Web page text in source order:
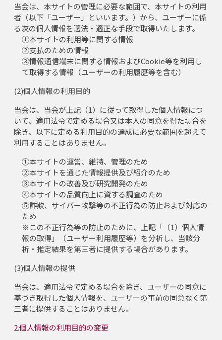
当会は、本サイトの管理に必要な範囲で、本サイトの利用
者（以下「ユーザー」といいます。）から、ユーザーに係
る次の個人情報を適法・適正な手段で取得いたします。
①本サイトの利用等に関する情報
②支払のための情報
③情報通信端末に関する情報およびCookie等を利用し
て取得する情報（ユーザーの利用履歴等を含む）
(2)個人情報の利用目的
当会は、当会が上記（1）に従って取得した個人情報につ
いて、適用法令で定める場合又は本人の同意を得た場合を
除き、以下に定める利用目的の達成に必要な範囲を超えて
利用することはありません。
①本サイトの運営、維持、管理のため
②本サイトを通じた情報提供及び紹介のため
③本サイトの改善及び研究開発のため
④本サイトの品質向上に資する調査のため
⑤詐欺、サイバー攻撃等の不正行為の防止および対応の
ため
※この不正行為等の防止のために、上記「（1）個人情
報の取得」（ユーザー利用履歴等）を分析し、当該分
析・推定結果を第三者に提供する場合があります。
(3)個人情報の提供
当会は、適用法令で定める場合を除き、ユーザーの同意に
基づき取得した個人情報を、ユーザーの事前の同意なく第
三者に提供することはありません。
2.個人情報の利用目的の変更